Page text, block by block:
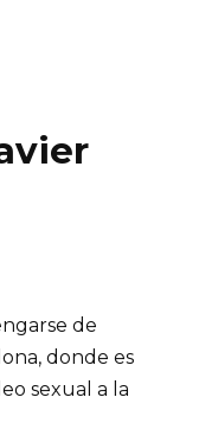
de
donde es
sexual a la